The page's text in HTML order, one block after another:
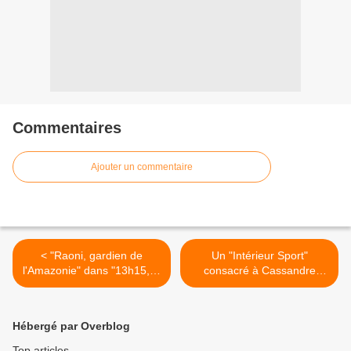
Commentaires
Ajouter un commentaire
< "Raoni, gardien de
l'Amazonie" dans "13h15, le
dimanche" sur France 2
Un "Intérieur Sport"
consacré à Cassandre
Beaugrand ce dimanche
Hébergé par Overblog